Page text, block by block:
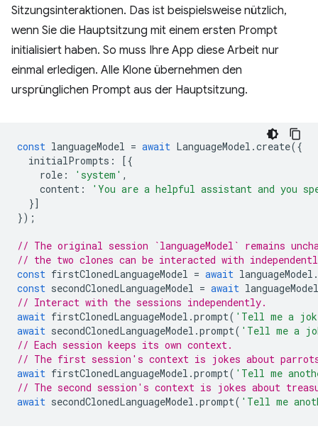
Sitzungsinteraktionen. Das ist beispielsweise nützlich,
wenn Sie die Hauptsitzung mit einem ersten Prompt
initialisiert haben. So muss Ihre App diese Arbeit nur
einmal erledigen. Alle Klone übernehmen den
ursprünglichen Prompt aus der Hauptsitzung.
const languageModel = await LanguageModel .create({
initialPrompts :
[{
role : 'system' ,
content :
'You are a helpful assistant and you
}]
});
// The original session `languageModel` remains
// the two clones can be interacted with
const firstClonedLanguageModel = await languageModel .
const secondClonedLanguageModel = await languageModel
// Interact with the sessions independently.
await firstClonedLanguageModel .prompt( 'Tell me a
await secondClonedLanguageModel .prompt( 'Tell me a
// Each session keeps its own context.
// The first session's context is jokes about
await firstClonedLanguageModel .prompt( 'Tell me
// The second session's context is jokes about
await secondClonedLanguageModel .prompt( 'Tell me